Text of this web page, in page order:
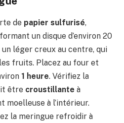
de papier sulfurisé,
un disque d’environ 20
léger creux au centre, qui
fruits. Placez au four et
1 heure. Vérifiez la
être croustillante à
moelleuse à l’intérieur.
la meringue refroidir à